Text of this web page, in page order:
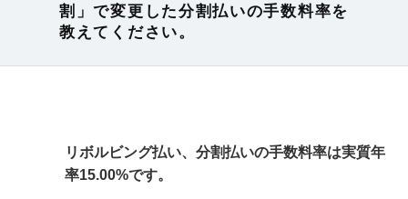
割」で変更した分割払いの手数料率を
教えてください。
リボルビング払い、分割払いの手数料率は実質年
率15.00%です。